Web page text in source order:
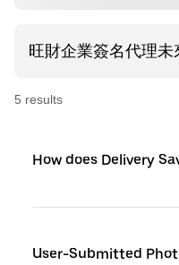
5 results
How does Delivery
User-Submitted